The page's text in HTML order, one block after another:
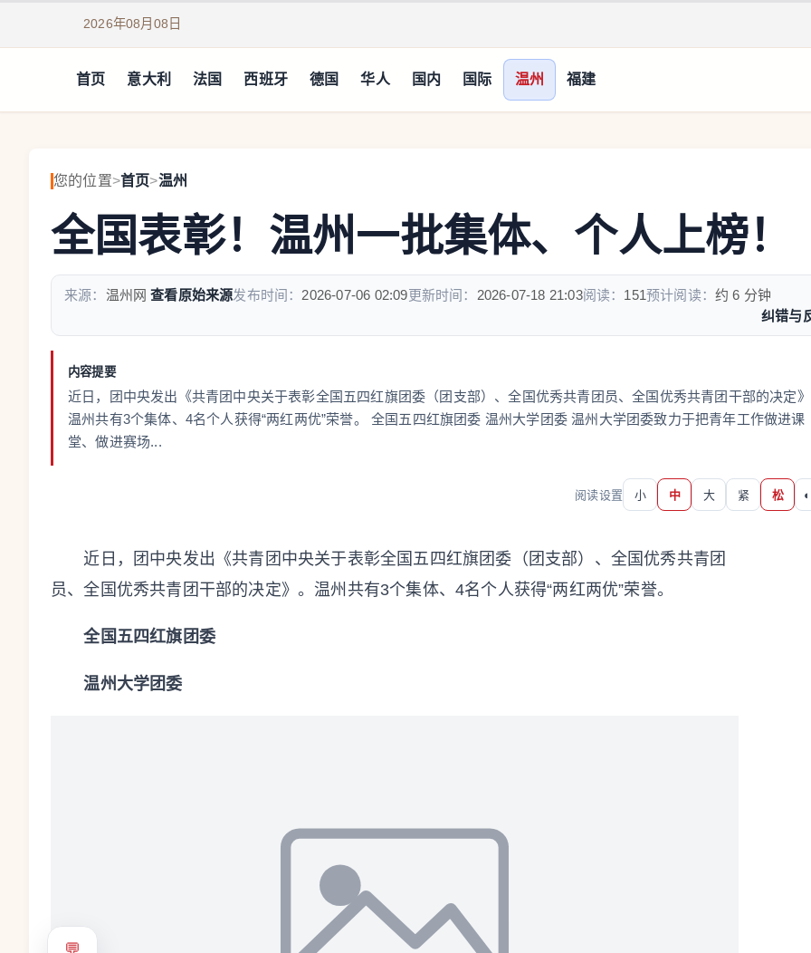
2026年08月08日
首页 意大利 法国 西班牙 德国 华人 国内 国际 温州 福建
您的位置>首页>温州
全国表彰！温州一批集体、个人上榜！
来源： 温州网 查看原始来源发布时间： 2026-07-06 02:09更新时间： 2026-07-18 21:03阅读： 151预计阅读：约 6 分钟
纠错与
内容提要
近日，团中央发出《共青团中央关于表彰全国五四红旗团委（团支部）、全国优秀共青团员、全国优秀共青团干部的决定
温州共有3个集体、4名个人获得“两红两优”荣誉。 全国五四红旗团委 温州大学团委 温州大学团委致力于把青年工作做进课
堂、做进赛场...
阅读设置 小 中 大 紧 松 ◐
近日，团中央发出《共青团中央关于表彰全国五四红旗团委（团支部）、全国优秀共青团
员、全国优秀共青团干部的决定》。 温州共有3个集体、4名个人获得“两红两优”荣誉。
全国五四红旗团委
温州大学团委